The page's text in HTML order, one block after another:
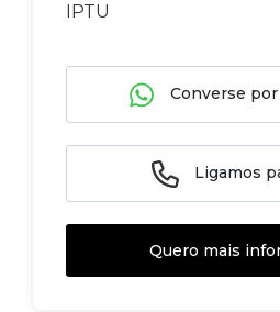
IPTU
Converse
Ligamos
Quero mais